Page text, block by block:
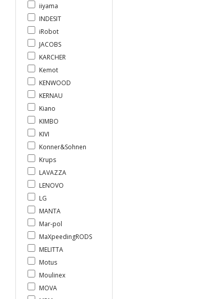
iiyama
INDESIT
iRobot
JACOBS
KARCHER
Kemot
KENWOOD
KERNAU
Kiano
KIMBO
KIVI
Konner&Sohnen
Krups
LAVAZZA
LENOVO
LG
MANTA
Mar-pol
MaXpeedingRODS
MELITTA
Motus
Moulinex
MOVA